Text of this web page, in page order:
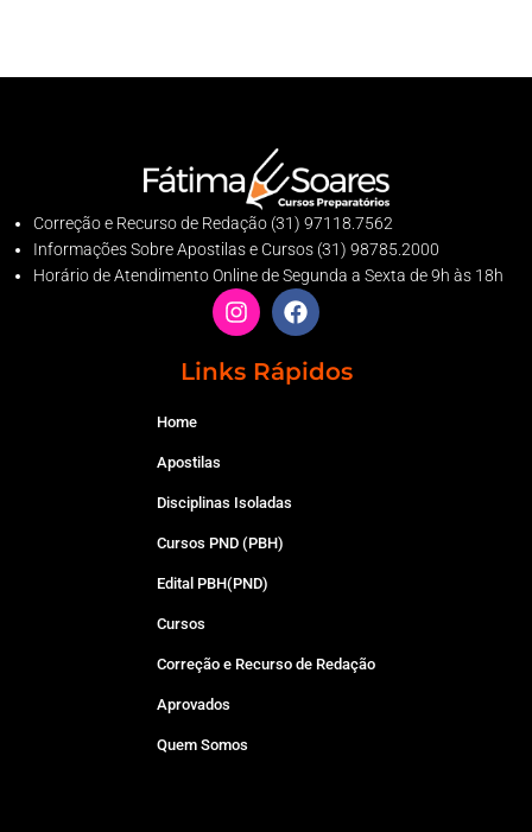
Correção e Recurso de Redação (31) 97118.7562
Informações Sobre Apostilas e Cursos (31) 98785.2000
Horário de Atendimento Online de Segunda a Sexta de 9h às 18h
Links Rápidos
Home
Apostilas
Disciplinas Isoladas
Cursos PND (PBH)
Edital PBH(PND)
Cursos
Correção e Recurso de Redação
Aprovados
Quem Somos